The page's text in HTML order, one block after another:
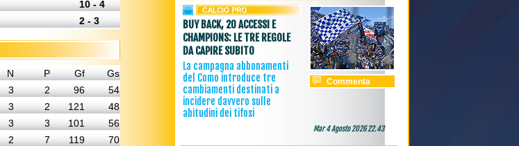
10 - 4
2 - 3
N P Gf
Gs
3 2 96
54
3 2 121
48
3 3 101
56
2 7 119
70
BUY BACK, 20 ACCESSI E
CHAMPIONS: LE TRE REGOLE
DA CAPIRE SUBITO
La campagna abbonamenti
del Como introduce tre
cambiamenti destinati a
incidere davvero sulle
abitudini dei tifosi
Commenta
Mar 4 Agosto 2026 22.43